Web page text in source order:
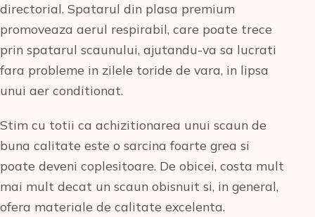
directorial. Spatarul din plasa premium
promoveaza aerul respirabil, care poate trece
prin spatarul scaunului, ajutandu-va sa lucrati
fara probleme in zilele toride de vara, in lipsa
unui aer conditionat.
Stim cu totii ca achizitionarea unui scaun de
buna calitate este o sarcina foarte grea si
poate deveni coplesitoare. De obicei, costa mult
mai mult decat un scaun obisnuit si, in general,
ofera materiale de calitate excelenta.